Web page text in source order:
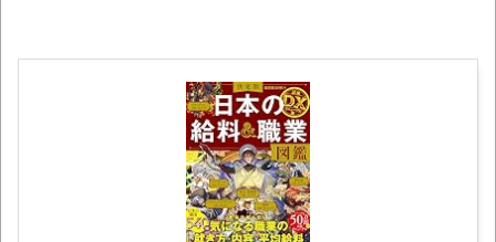
たチケットは無効にとか
「ぞわっとした…」カルディで売っているコ
ーヒーのパッケージが“一瞬怖い”と話題に
「天才か」いや変態です、宝鐘マリンの
ルアーを作ってタコを釣り上げた動画が葛飾北